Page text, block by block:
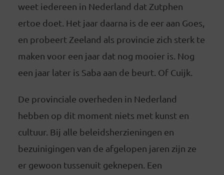
weet iedereen in Nederland dat Zutphen
ertoe doet. Het jaar daarna is de eer aan Goes,
en probeert Zeeland als provincie zich sterk te
maken voor een jaar dat nog mooier is. Nog
een jaar later is Saba aan de beurt. Of Cuijk.
De provinciale overheden in Nederland
hebben op dit moment niets met kunst en
cultuur. Bij alle beleidsherzieningen en
bezuinigingen van de afgelopen jaren zijn ze
er gewoon tussenuit geknepen. Een